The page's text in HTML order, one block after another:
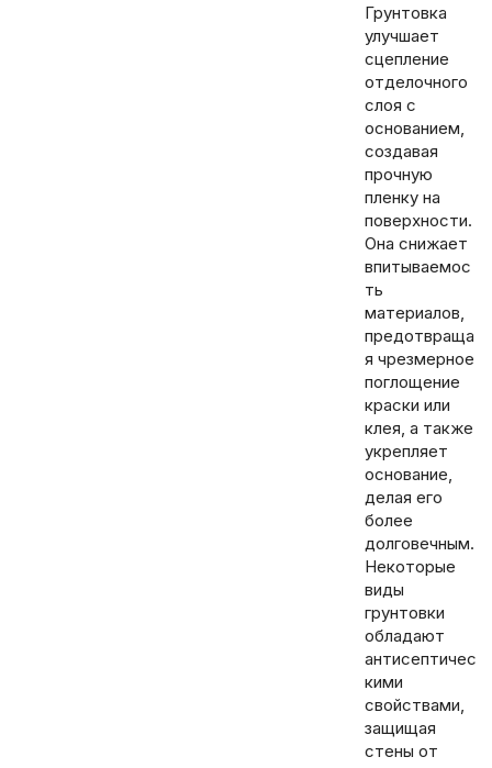
Грунтовка
улучшает
сцепление
отделочного
слоя с
основанием,
создавая
прочную
пленку на
поверхности.
Она снижает
впитываемос
ть
материалов,
предотвраща
я чрезмерное
поглощение
краски или
клея, а также
укрепляет
основание,
делая его
более
долговечным.
Некоторые
виды
грунтовки
обладают
антисептичес
кими
свойствами,
защищая
стены от